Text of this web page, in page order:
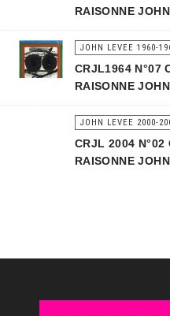
RAISONNE
JOHN LEVEE 1960-
CRJL1964 N°07
RAISONNE
JOHN LEVEE 2000-
CRJL 2004 N°02
RAISONNE